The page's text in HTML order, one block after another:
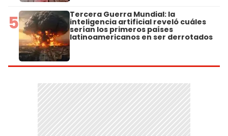
5 Tercera Guerra Mundial: la
inteligencia artificial reveló cuáles
serían los primeros países
latinoamericanos en ser derrotados